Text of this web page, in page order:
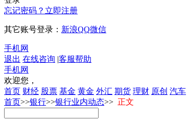
忘记密码？ 立即注册
其它账号登录： 新浪QQ微信
手机网
退出 在线咨询 |客服帮助
手机网
欢迎您，
首页 财经 股票 基金 黄金 外汇 期货 理财 原创 汽车
首页>>银行>>银行业内动态>> 正文